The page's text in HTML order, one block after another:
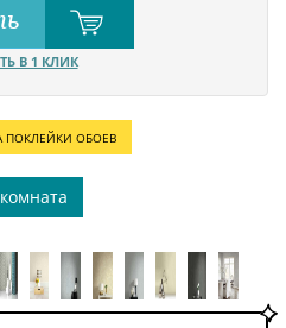
В 1 КЛИК
ПОКЛЕЙКИ ОБОЕВ